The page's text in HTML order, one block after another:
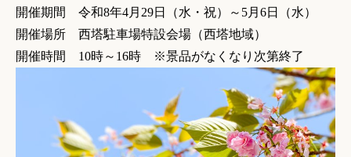
開催期間 令和8年4月29日（水・祝）～5月6日（水）
開催場所 西塔駐車場特設会場（西塔地域）
開催時間 10時～16時 ※景品がなくなり次第終了